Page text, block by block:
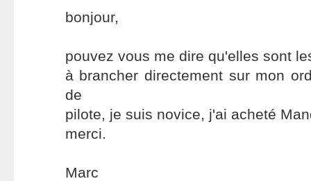
bonjour,
pouvez vous me dire qu'elles sont
à brancher directement sur mon
de
pilote, je suis novice, j'ai acheté
merci.
Marc